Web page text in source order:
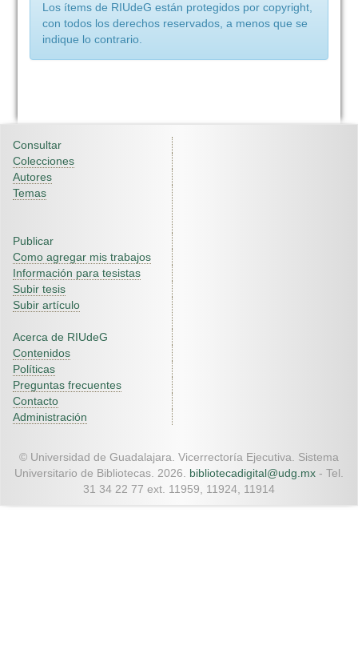
Los ítems de RIUdeG están protegidos por copyright,
con todos los derechos reservados, a menos que se
indique lo contrario.
Consultar
Colecciones
Autores
Temas
Publicar
Como agregar mis trabajos
Información para tesistas
Subir tesis
Subir artículo
Acerca de RIUdeG
Contenidos
Políticas
Preguntas frecuentes
Contacto
Administración
© Universidad de Guadalajara. Vicerrectoría Ejecutiva. Sistema
Universitario de Bibliotecas. 2026. bibliotecadigital@udg.mx - Tel.
31 34 22 77 ext. 11959, 11924, 11914